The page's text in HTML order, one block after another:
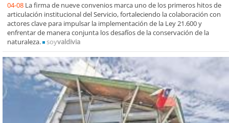
04-08 La firma de nueve convenios marca uno de los primeros hitos de
articulación institucional del Servicio, fortaleciendo la colaboración con
actores clave para impulsar la implementación de la Ley 21.600 y
enfrentar de manera conjunta los desafíos de la conservación de la
naturaleza.
soyvaldivia